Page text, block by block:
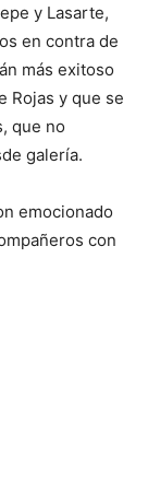
y Lasarte,
en contra de
más exitoso
Rojas y que se
que no
galería.
emocionado
con